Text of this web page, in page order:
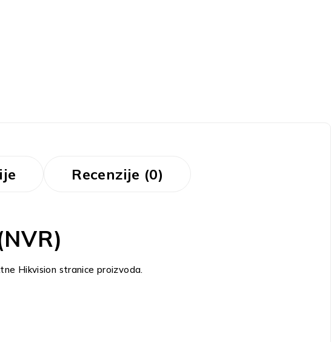
Recenzije (0)
Hikvision stranice proizvoda.